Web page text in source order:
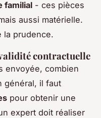
familial - ces pièces
aussi matérielle.
la prudence.
contractuelle
envoyée, combien
général, il faut
pour obtenir une
expert doit réaliser